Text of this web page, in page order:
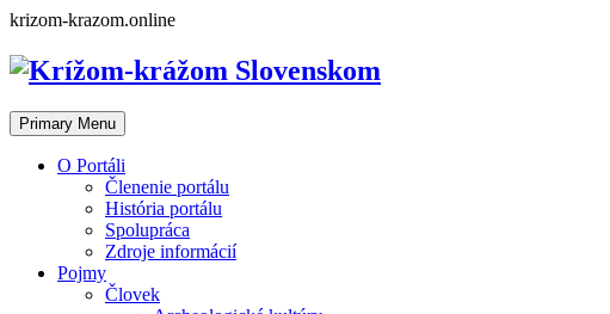
Skip
content
krizom-krazom.online
Primary Menu
O Portáli
Členenie portálu
História portálu
Spolupráca
Zdroje informácií
Pojmy
Človek